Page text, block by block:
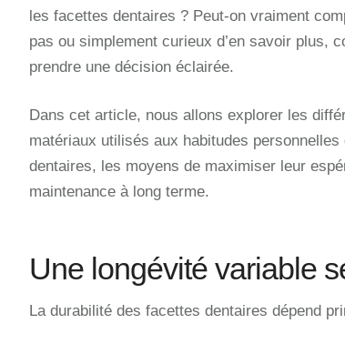
les facettes dentaires ? Peut-on vraiment
pas ou simplement curieux d’en savoir plus,
prendre une décision éclairée.
Dans cet article, nous allons explorer les
matériaux utilisés aux habitudes
dentaires, les moyens de maximiser leur
maintenance à long terme.
Une longévité variable
La durabilité des facettes dentaires dépend